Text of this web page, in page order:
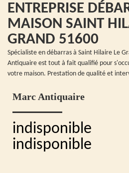
ENTREPRISE
MAISON SAINT
GRAND 51600
Spécialiste en débarras à Saint Hilaire Le
Antiquaire est tout à fait qualifié pour
votre maison. Prestation de qualité et
Marc Antiquaire
indisponible
indisponible